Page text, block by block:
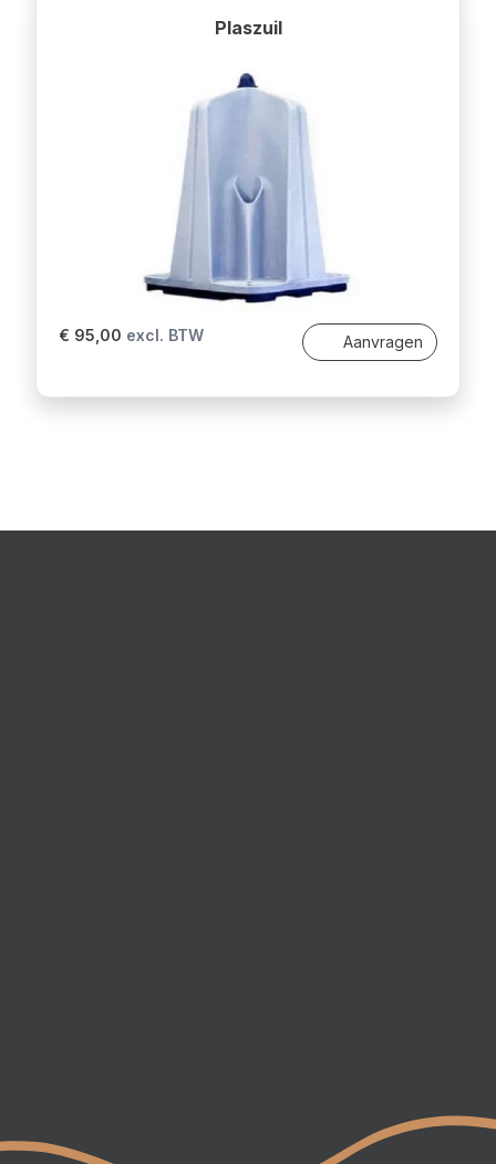
Plaszuil
€ 95,00 excl. BTW Aanvragen